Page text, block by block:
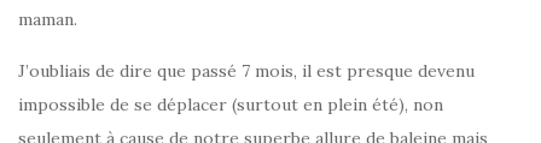
maman.
J’oubliais de dire que passé 7 mois, il est presque devenu
impossible de se déplacer (surtout en plein été), non
seulement à cause de notre superbe allure de baleine mais